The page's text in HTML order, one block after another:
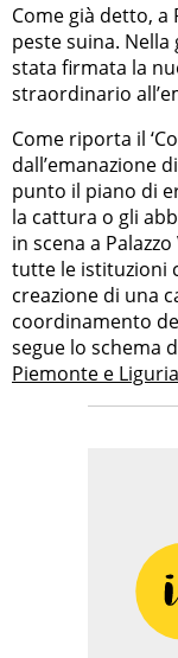
Come già detto, a
peste suina.
stata firmata la
straordinario
Come riporta il
dall’emanazione
punto il piano di
la cattura o gli
in scena a
tutte le istituzioni
creazione di una
coordinamento
segue lo schema
Piemonte e Liguria